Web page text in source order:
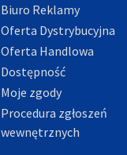
Biuro Reklamy
Oferta Dystrybucyjna
Oferta Handlowa
Dostępność
Moje zgody
Procedura zgłoszeń
wewnętrznych